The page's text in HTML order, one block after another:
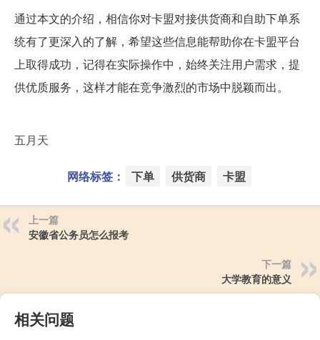
通过本文的介绍，相信你对卡盟对接供货商和自助下单系
统有了更深入的了解，希望这些信息能帮助你在卡盟平台
上取得成功，记得在实际操作中，始终关注用户需求，提
供优质服务，这样才能在竞争激烈的市场中脱颖而出。
五月天
网络标签： 下单 供货商 卡盟
上一篇
安徽省公务员怎么报考
下一篇
大学教育的意义
相关问题